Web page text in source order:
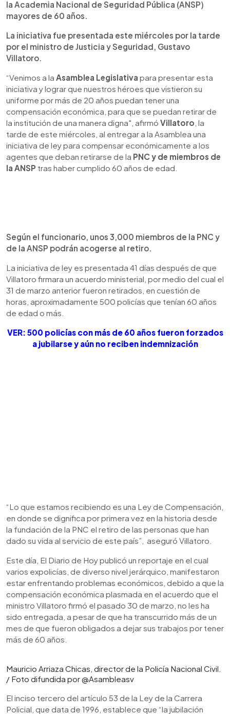
la Academia Nacional de Seguridad Pública (ANSP)
mayores de 60 años.
La iniciativa fue presentada este miércoles por la tarde
por el ministro de Justicia y Seguridad, Gustavo
Villatoro.
“Venimos a la Asamblea Legislativa para presentar esta
iniciativa y lograr que nuestros héroes que vistieron su
uniforme por más de 20 años puedan tener una
compensación económica, para que se puedan retirar de
la institución de una manera digna", afirmó Villatoro , la
tarde de este miércoles, al entregar a la Asamblea una
iniciativa de ley para compensar económicamente a los
agentes que deban retirarse de la PNC y de miembros de
la ANSP tras haber cumplido 60 años de edad.
Según el funcionario, unos 3,000 miembros de la PNC y
de la ANSP podrán acogerse al retiro.
La iniciativa de ley es presentada 41 días después de que
Villatoro firmara un acuerdo ministerial, por medio del cual el
31 de marzo anterior fueron retirados, en cuestión de
horas, aproximadamente 500 policías que tenían 60 años
de edad o más.
VER: 500 policías con más de 60 años fueron forzados
a jubilarse y aún no reciben indemnización
“Lo que estamos recibiendo es una Ley de Compensación,
en donde se dignifica por primera vez en la historia desde
la fundación de la PNC el retiro de las personas que han
dado su vida al servicio de este país”, aseguró Villatoro.
Este día, El Diario de Hoy publicó un reportaje en el cual
varios expolicías, de diverso nivel jerárquico, manifestaron
estar enfrentando problemas económicos, debido a que la
compensación económica plasmada en el acuerdo que el
ministro Villatoro firmó el pasado 30 de marzo, no les ha
sido entregada, a pesar de que ha transcurrido más de un
mes de que fueron obligados a dejar sus trabajos por tener
más de 60 años.
Mauricio Arriaza Chicas, director de la Policía Nacional Civil.
/ Foto difundida por @Asambleasv
El inciso tercero del artículo 53 de la Ley de la Carrera
Policial, que data de 1996, establece que “la jubilación